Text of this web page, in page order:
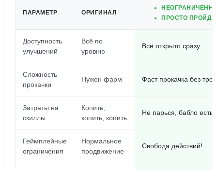
ПАРАМЕТР ОРИГИНАЛ
ПРОСТО
Доступность
улучшений
Всё по
уровню
Всё открыто сразу
Сложность
прокачки
Нужен фарм Фаст прокачка без
Затраты на
скиллы
Копить,
копить, копить
Не парься, бабло есть!
Геймплейные
ограничения
Нормальное
продвижение
Свобода действий!